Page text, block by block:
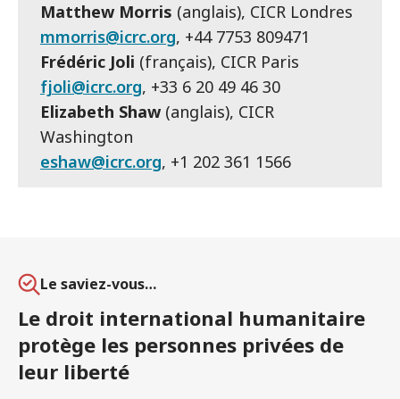
Matthew Morris (anglais), CICR Londres
mmorris@icrc.org, +44 7753 809471
Frédéric Joli (français), CICR Paris
fjoli@icrc.org, +33 6 20 49 46 30
Elizabeth Shaw (anglais), CICR
Washington
eshaw@icrc.org, +1 202 361 1566
Le saviez-vous…
Le droit international humanitaire
protège les personnes privées de
leur liberté